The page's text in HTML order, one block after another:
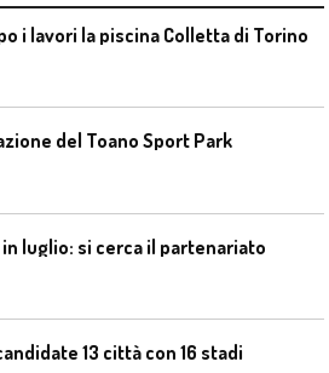
i lavori la piscina Colletta di Torino
del Toano Sport Park
luglio: si cerca il partenariato
13 città con 16 stadi